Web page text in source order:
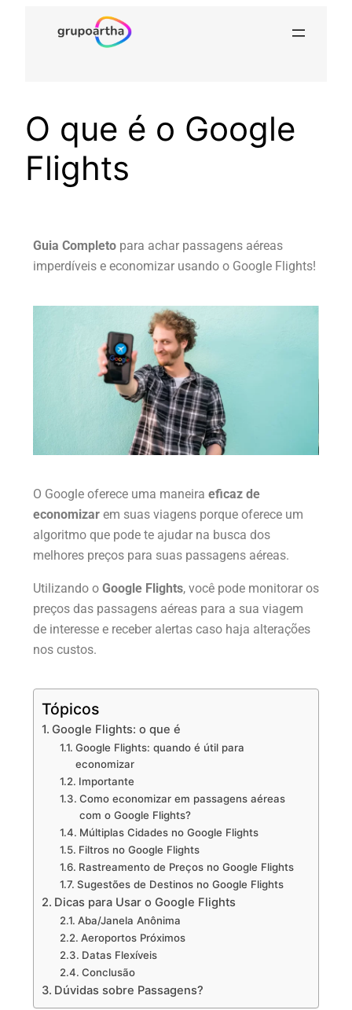
O que é o Google
Flights
Guia Completo para achar passagens aéreas
imperdíveis e economizar usando o Google Flights!
O Google oferece uma maneira eficaz de
economizar em suas viagens porque oferece um
algoritmo que pode te ajudar na busca dos
melhores preços para suas passagens aéreas.
Utilizando o Google Flights, você pode monitorar os
preços das passagens aéreas para a sua viagem
de interesse e receber alertas caso haja alterações
nos custos.
Tópicos
Google Flights: o que é
Google Flights: quando é útil para
economizar
Importante
Como economizar em passagens aéreas
com o Google Flights?
Múltiplas Cidades no Google Flights
Filtros no Google Flights
Rastreamento de Preços no Google Flights
Sugestões de Destinos no Google Flights
Dicas para Usar o Google Flights
Aba/Janela Anônima
Aeroportos Próximos
Datas Flexíveis
Conclusão
Dúvidas sobre Passagens?